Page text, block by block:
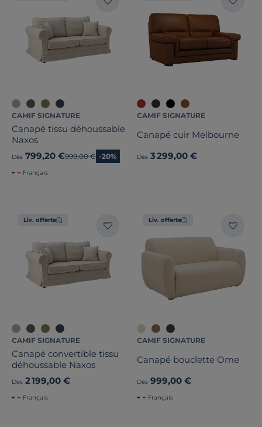
CAMIF SIGNATURE
Canapé tissu déhoussable
Naxos
Dès 799,20 €Ancien prix
999,00 € -20%
Français
CAMIF SIGNATURE
Canapé cuir Melbourne
Dès 3 299,00 €
Liv. offerte
CAMIF SIGNATURE
Canapé convertible tissu
déhoussable Naxos
Dès 2 199,00 €
Français
Liv. offerte
CAMIF SIGNATURE
Canapé bouclette Ome
Dès 999,00 €
Français